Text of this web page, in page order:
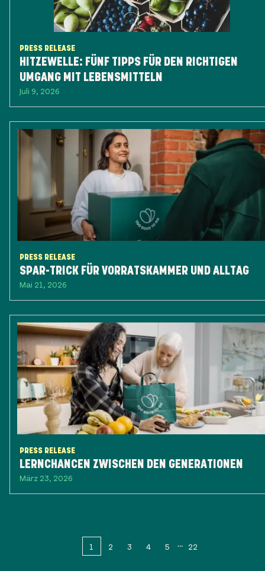
PRESS RELEASE
HITZEWELLE: FÜNF TIPPS FÜR DEN RICHTIGEN
UMGANG MIT LEBENSMITTELN
Juli 9, 2026
PRESS RELEASE
SPAR-TRICK FÜR VORRATSKAMMER UND ALLTAG
Mai 21, 2026
PRESS RELEASE
LERNCHANCEN ZWISCHEN DEN GENERATIONEN
März 23, 2026
1 2 3 4 5 22